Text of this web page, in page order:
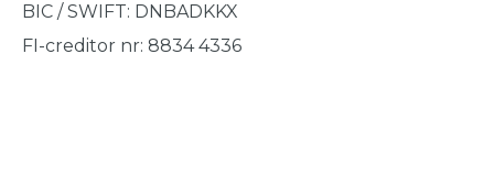
BIC / SWIFT: DNBADKKX
FI-creditor nr: 8834 4336